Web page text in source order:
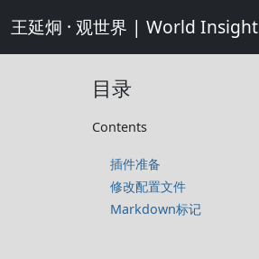
王延炯 · 观世界 | World Insight
目录
Contents
插件准备
修改配置文件
Markdown标记